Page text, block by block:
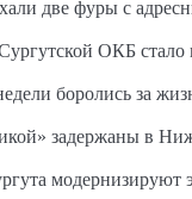
две фуры с
ОКБ стало
боролись за
задержаны в
модернизируют